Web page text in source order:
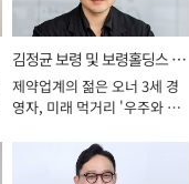
김정균 보령 및 보령홀딩스 대
표이사 사장
제약업계의 젊은 오너 3세 경
영자, 미래 먹거리 '우주와 헬